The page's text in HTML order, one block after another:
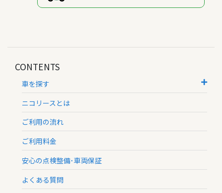
CONTENTS
車を探す
ニコリースとは
ご利用の流れ
ご利用料金
安心の点検整備･車両保証
よくある質問